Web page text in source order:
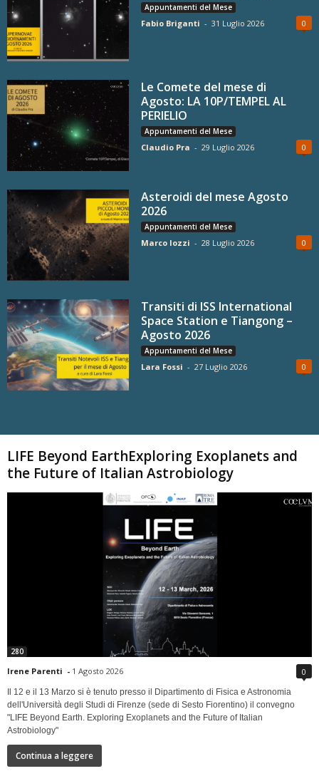
Appuntamenti del Mese
Fabio Briganti - 31 Luglio 2026 0
Le Comete del mese di
Agosto: LA 10P/TEMPEL AL
PERIELIO
Appuntamenti del Mese
Claudio Pra - 29 Luglio 2026 0
Asteroidi del mese Agosto
2026
Appuntamenti del Mese
Marco Iozzi - 28 Luglio 2026 0
Transiti di ISS International
Space Station e Tiangong –
Agosto 2026
Appuntamenti del Mese
Lara Fossi - 27 Luglio 2026 0
LIFE Beyond EarthExploring Exoplanets and
the Future of Italian Astrobiology
280
Irene Parenti - 1 Agosto 2026 0
Il 12 e il 13 Marzo si è tenuto presso il Dipartimento di Fisica e Astronomia
dell'Università degli Studi di Firenze (sede di Sesto Fiorentino) il convegno
"LIFE Beyond Earth. Exploring Exoplanets and the Future of Italian
Astrobiology"
Continua a leggere